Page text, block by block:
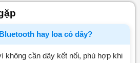
hay loa có dây?
không cần dây kết nối, phù hợp khi